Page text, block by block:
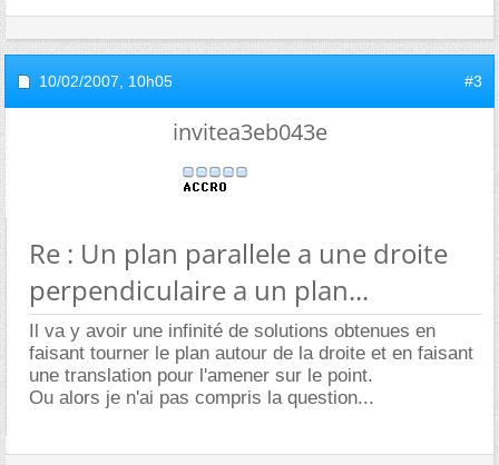
10/02/2007, 10h05 #3
invitea3eb043e
Re : Un plan parallele a une droite
perpendiculaire a un plan...
Il va y avoir une infinité de solutions obtenues en
faisant tourner le plan autour de la droite et en faisant
une translation pour l'amener sur le point.
Ou alors je n'ai pas compris la question...